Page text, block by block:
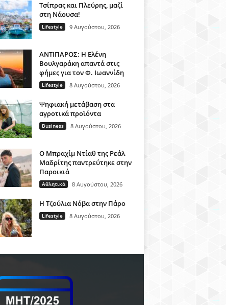
Τσίπρας και Πλεύρης, μαζί
στη Νάουσα!
Lifestyle 9 Αυγούστου, 2026
ΑΝΤΙΠΑΡΟΣ: Η Ελένη
Βουλγαράκη απαντά στις
φήμες για τον Φ. Ιωαννίδη
Lifestyle 8 Αυγούστου, 2026
Ψηφιακή μετάβαση στα
αγροτικά προϊόντα
Business 8 Αυγούστου, 2026
Ο Μπραχίμ Ντίαθ της Ρεάλ
Μαδρίτης παντρεύτηκε στην
Παροικιά
Αθλητικά 8 Αυγούστου, 2026
H Τζούλια Νόβα στην Πάρο
Lifestyle 8 Αυγούστου, 2026